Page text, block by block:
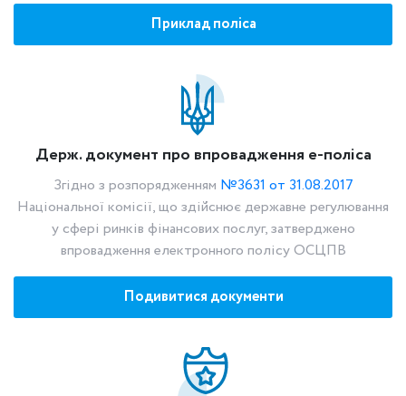
Приклад поліса
Держ. документ про впровадження е-поліса
Згідно з розпорядженням №3631 от 31.08.2017
Національної комісії, що здійснює державне регулювання
у сфері ринків фінансових послуг, затверджено
впровадження електронного полісу ОСЦПВ
Подивитися документи